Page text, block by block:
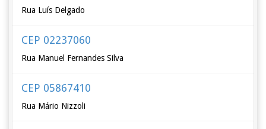
Rua Luís Delgado
CEP 02237060
Rua Manuel Fernandes Silva
CEP 05867410
Rua Mário Nizzoli